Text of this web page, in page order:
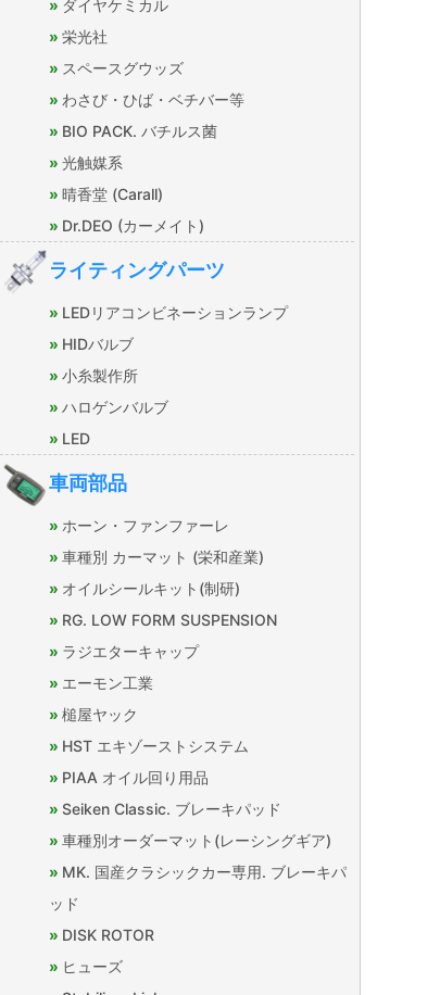
ダイヤケミカル
栄光社
スペースグウッズ
わさび・ひば・ベチバー等
BIO PACK. バチルス菌
光触媒系
晴香堂 (Carall)
Dr.DEO (カーメイト)
ライティングパーツ
LEDリアコンビネーションランプ
HIDバルブ
小糸製作所
ハロゲンバルブ
LED
車両部品
ホーン・ファンファーレ
車種別 カーマット (栄和産業)
オイルシールキット(制研)
RG. LOW FORM SUSPENSION
ラジエターキャップ
エーモン工業
槌屋ヤック
HST エキゾーストシステム
PIAA オイル回り用品
Seiken Classic. ブレーキパッド
車種別オーダーマット(レーシングギア)
MK. 国産クラシックカー専用. ブレーキパ
ッド
DISK ROTOR
ヒューズ